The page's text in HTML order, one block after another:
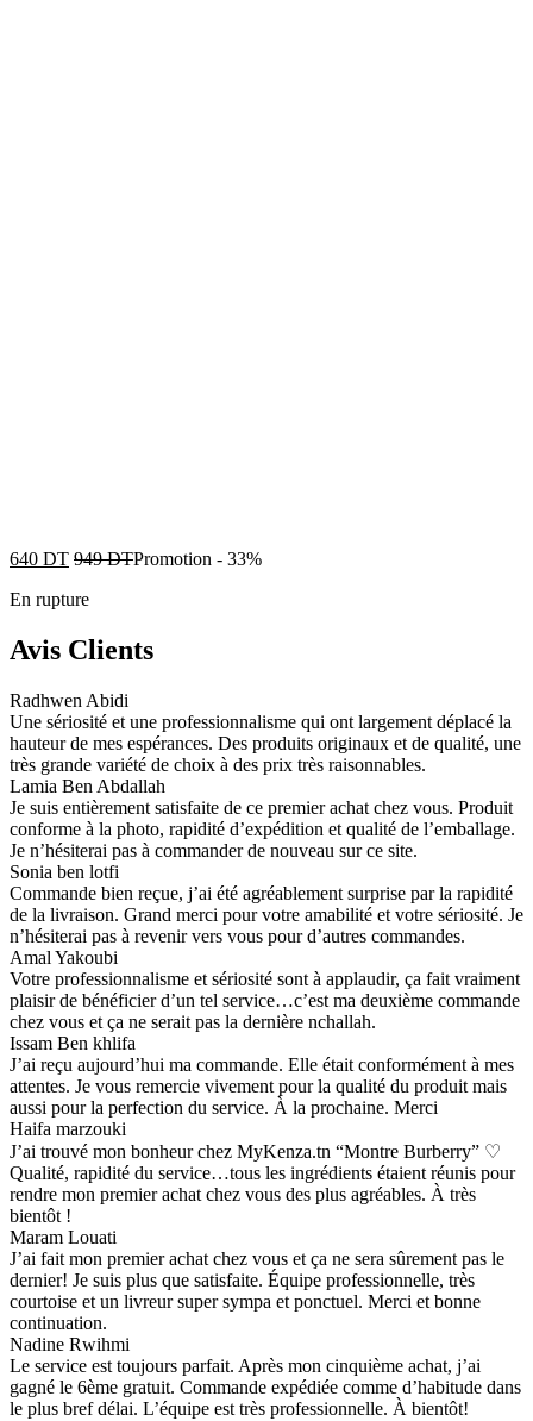
640 DT 949DTPromotion - 33%
En rupture
Avis Clients
Radhwen Abidi
Une sériosité et une professionnalisme qui ont largement déplacé la
hauteur de mes espérances. Des produits originaux et de qualité, une
très grande variété de choix à des prix très raisonnables.
Lamia Ben Abdallah
Je suis entièrement satisfaite de ce premier achat chez vous. Produit
conforme à la photo, rapidité d’expédition et qualité de l’emballage.
Je n’hésiterai pas à commander de nouveau sur ce site.
Sonia ben lotfi
Commande bien reçue, j’ai été agréablement surprise par la rapidité
de la livraison. Grand merci pour votre amabilité et votre sériosité. Je
n’hésiterai pas à revenir vers vous pour d’autres commandes.
Amal Yakoubi
Votre professionnalisme et sériosité sont à applaudir, ça fait vraiment
plaisir de bénéficier d’un tel service…c’est ma deuxième commande
chez vous et ça ne serait pas la dernière nchallah.
Issam Ben khlifa
J’ai reçu aujourd’hui ma commande. Elle était conformément à mes
attentes. Je vous remercie vivement pour la qualité du produit mais
aussi pour la perfection du service. À la prochaine. Merci
Haifa marzouki
J’ai trouvé mon bonheur chez MyKenza.tn “Montre Burberry” ♡
Qualité, rapidité du service…tous les ingrédients étaient réunis pour
rendre mon premier achat chez vous des plus agréables. À très
bientôt !
Maram Louati
J’ai fait mon premier achat chez vous et ça ne sera sûrement pas le
dernier! Je suis plus que satisfaite. Équipe professionnelle, très
courtoise et un livreur super sympa et ponctuel. Merci et bonne
continuation.
Nadine Rwihmi
Le service est toujours parfait. Après mon cinquième achat, j’ai
gagné le 6ème gratuit. Commande expédiée comme d’habitude dans
le plus bref délai. L’équipe est très professionnelle. À bientôt!